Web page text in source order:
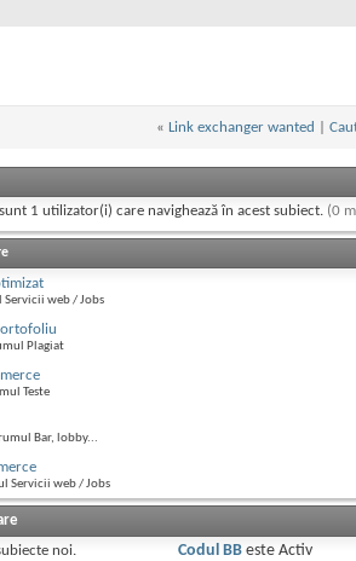
« Link exchanger wanted
1 utilizator(i) care navighează în acest subiect. (0
Servicii web / Jobs
Plagiat
Teste
Bar, lobby...
Servicii web / Jobs
noi.
Codul BBeste Activ